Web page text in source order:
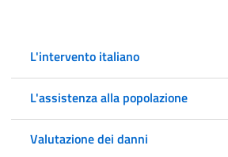
L'intervento italiano
L'assistenza alla popolazione
Valutazione dei danni